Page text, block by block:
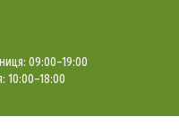
09:00–19:00
10:00–18:00